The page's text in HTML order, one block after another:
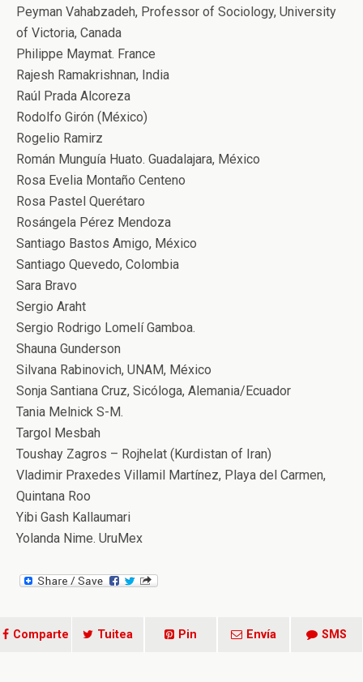
Peyman Vahabzadeh, Professor of Sociology, University
of Victoria, Canada
Philippe Maymat. France
Rajesh Ramakrishnan, India
Raúl Prada Alcoreza
Rodolfo Girón (México)
Rogelio Ramirz
Román Munguía Huato. Guadalajara, México
Rosa Evelia Montaño Centeno
Rosa Pastel Querétaro
Rosángela Pérez Mendoza
Santiago Bastos Amigo, México
Santiago Quevedo, Colombia
Sara Bravo
Sergio Araht
Sergio Rodrigo Lomelí Gamboa.
Shauna Gunderson
Silvana Rabinovich, UNAM, México
Sonja Santiana Cruz, Sicóloga, Alemania/Ecuador
Tania Melnick S-M.
Targol Mesbah
Toushay Zagros – Rojhelat (Kurdistan of Iran)
Vladimir Praxedes Villamil Martínez, Playa del Carmen,
Quintana Roo
Yibi Gash Kallaumari
Yolanda Nime. UruMex
Comparte Tuitea Pin Envía SMS